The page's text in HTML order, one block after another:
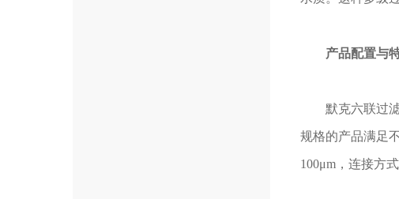
产品配置与
默克六联过滤
规格的产品满足
100μm，连接方